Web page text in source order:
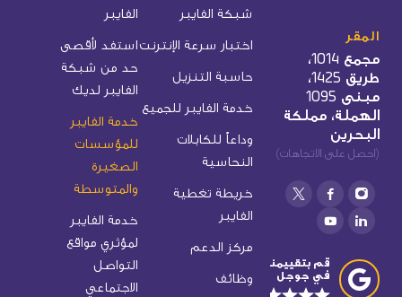
المقر
مجمع 1014،
طريق 1425،
مبنى 1095
الهملة، مملكة
البحرين
(احصل على الاتجاهات)
قم بتقييمنا
في جوجل
شبكة الفايبر
اختبار سرعة الإنترنت
حاسبة التنزيل
خدمة الفايبر للجميع
وداعاً للكابلات
النحاسية
خريطة تغطية
الفايبر
مركز الدعم
وظائف
الفايبر
استفد لأقصى
حد من شبكة
الفايبر لديك
خدمة الفايبر
للمؤسسات
الصغيرة
والمتوسطة
خدمة الفايبر
لمؤثري مواقع
التواصل
الاجتماعي